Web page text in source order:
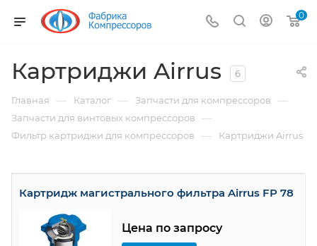
0
Картриджи Airrus 6
Главная — Каталог — Запчасти для компрессоров —
Запчасти для винтовых компрессоров —
Фильтр картриджи для компрессоров — Картриджи Airrus
Картридж магистрального фильтра Airrus FP 78
Цена по запросу